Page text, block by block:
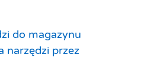
do magazynu
narzędzi przez